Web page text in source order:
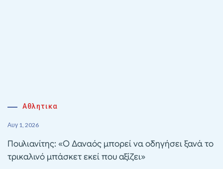
Αθλητικα
Αυγ 1, 2026
Πουλιανίτης: «Ο Δαναός μπορεί να οδηγήσει ξανά το
τρικαλινό μπάσκετ εκεί που αξίζει»